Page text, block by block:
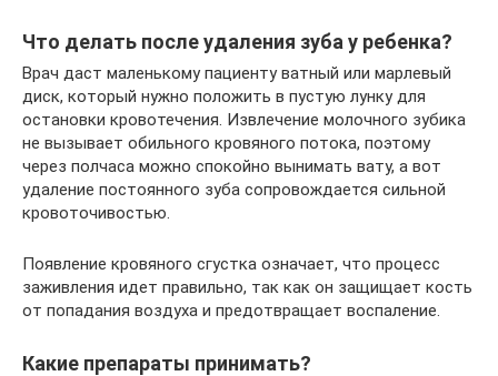
Что делать после удаления зуба у ребенка?
Врач даст маленькому пациенту ватный или марлевый
диск, который нужно положить в пустую лунку для
остановки кровотечения. Извлечение молочного зубика
не вызывает обильного кровяного потока, поэтому
через полчаса можно спокойно вынимать вату, а вот
удаление постоянного зуба сопровождается сильной
кровоточивостью.
Появление кровяного сгустка означает, что процесс
заживления идет правильно, так как он защищает кость
от попадания воздуха и предотвращает воспаление.
Какие препараты принимать?